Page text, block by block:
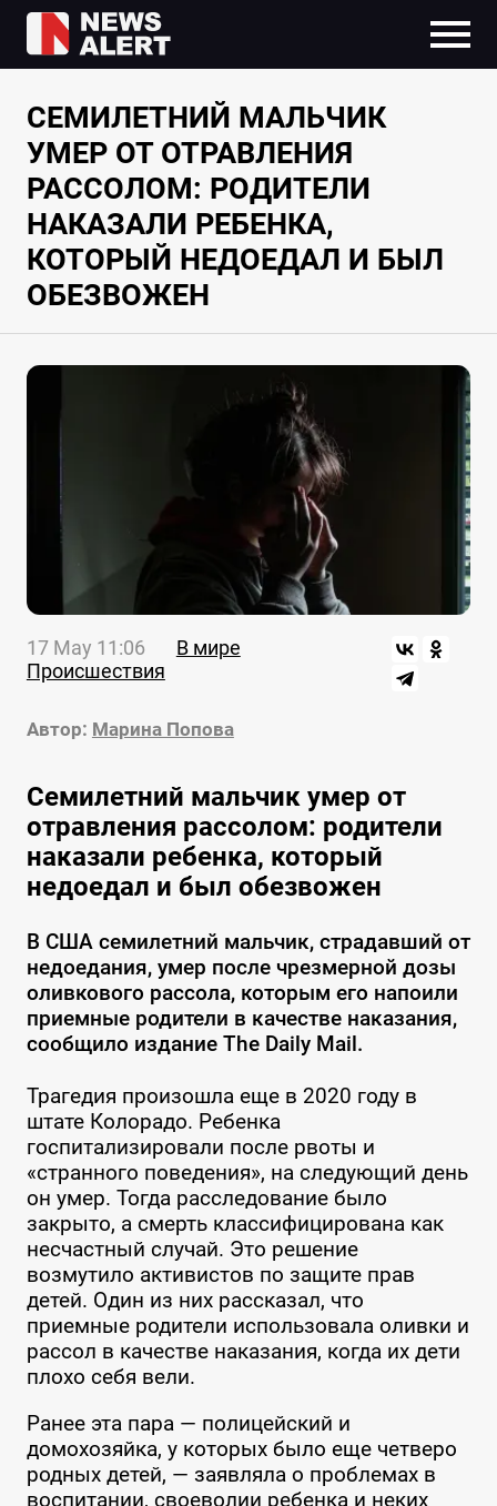
СЕМИЛЕТНИЙ МАЛЬЧИК
УМЕР ОТ ОТРАВЛЕНИЯ
РАССОЛОМ: РОДИТЕЛИ
НАКАЗАЛИ РЕБЕНКА,
КОТОРЫЙ НЕДОЕДАЛ И БЫЛ
ОБЕЗВОЖЕН
17 May 11:06
В мире
Происшествия
Автор: Марина Попова
Семилетний мальчик умер от
отравления рассолом: родители
наказали ребенка, который
недоедал и был обезвожен
В США семилетний мальчик, страдавший от
недоедания, умер после чрезмерной дозы
оливкового рассола, которым его напоили
приемные родители в качестве наказания,
сообщило издание The Daily Mail.
Трагедия произошла еще в 2020 году в
штате Колорадо. Ребенка
госпитализировали после рвоты и
«странного поведения», на следующий день
он умер. Тогда расследование было
закрыто, а смерть классифицирована как
несчастный случай. Это решение
возмутило активистов по защите прав
детей. Один из них рассказал, что
приемные родители использовала оливки и
рассол в качестве наказания, когда их дети
плохо себя вели.
Ранее эта пара — полицейский и
домохозяйка, у которых было еще четверо
родных детей, — заявляла о проблемах в
воспитании, своеволии ребенка и неких